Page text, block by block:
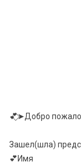
💕⃟➤Добро
Зашел(шла)
💕Имя